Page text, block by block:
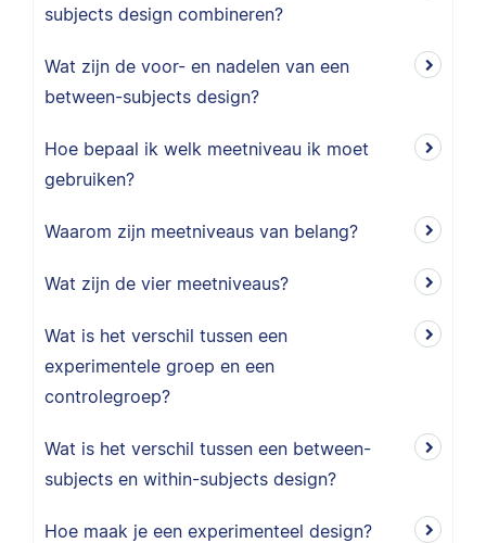
subjects design combineren?
Wat zijn de voor- en nadelen van een
between-subjects design?
Hoe bepaal ik welk meetniveau ik moet
gebruiken?
Waarom zijn meetniveaus van belang?
Wat zijn de vier meetniveaus?
Wat is het verschil tussen een
experimentele groep en een
controlegroep?
Wat is het verschil tussen een between-
subjects en within-subjects design?
Hoe maak je een experimenteel design?